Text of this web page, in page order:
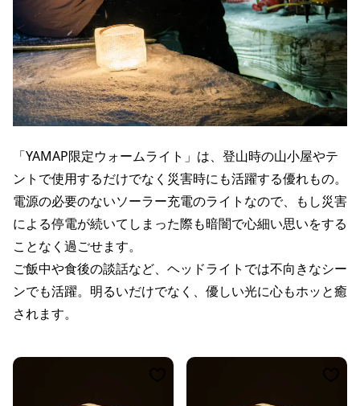
「YAMAP限定ウォームライト」は、登山時の山小屋やテ
ントで使用するだけでなく災害時にも活躍する優れもの。
電源の必要のないソーラー充電のライトなので、もし災害
による停電が続いてしまった際も暗闇で心細い思いをする
ことなく過ごせます。
ご飯中や食後の談話など、ヘッドライトでは不向きなシー
ンでも活躍。明るいだけでなく、優しい光に心もホッと癒
されます。